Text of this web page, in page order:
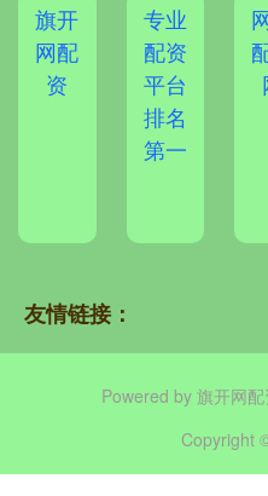
旗开
网配
资
专业
配资
平台
排名
第一
友情链接：
Powered by 旗开网配
Copyright